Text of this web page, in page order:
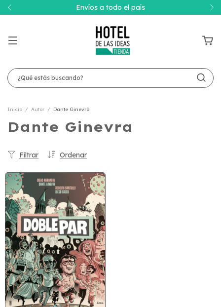
Envíos a todo el país
Inicio / Autor / Dante Ginevra
Dante Ginevra
Ordenar
Filtrar